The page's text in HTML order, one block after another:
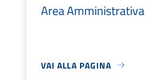
Area Amministrativa
VAI ALLA PAGINA